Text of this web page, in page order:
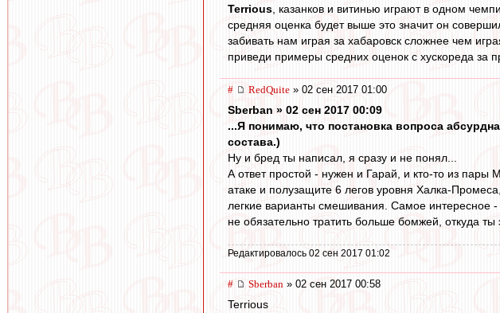
Terrious , казанков и витинью играют в одном
средняя оценка будет выше это значит он
забивать нам играя за хабаровск сложнее чем
приведи примеры средних оценок с хускореда
# RedQuite » 02 сен 2017 01:00
Sberban » 02 сен 2017 00:09
...Я понимаю, что постановка вопроса
состава.)
Ну и бред ты написал, я сразу и не понял...
А ответ простой - нужен и Гарай, и кто-то из
атаке и полузащите 6 легов уровня Халка-
легкие варианты смешивания. Самое интересное -
не обязательно тратить больше бомжей, откуда
Редактировалось 02 сен 2017 01:02
# Sberban » 02 сен 2017 00:58
Terrious